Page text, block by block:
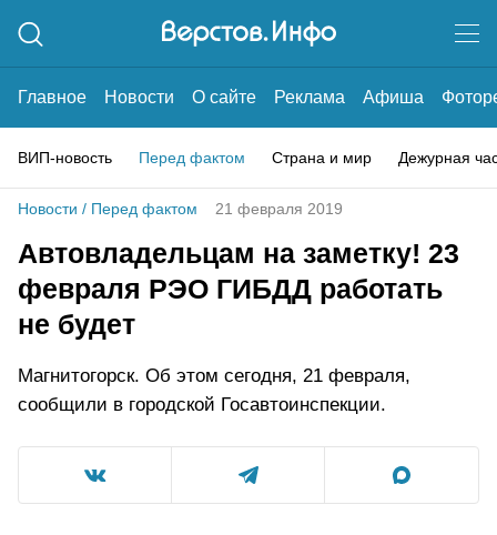
Главное Новости О сайте Реклама Афиша
ВИП-новость Перед фактом Страна и мир Дежурная
Новости / Перед фактом 21 февраля 2019
Автовладельцам на заметку! 23
февраля РЭО ГИБДД работать
не будет
Магнитогорск. Об этом сегодня, 21 февраля,
сообщили в городской Госавтоинспекции.